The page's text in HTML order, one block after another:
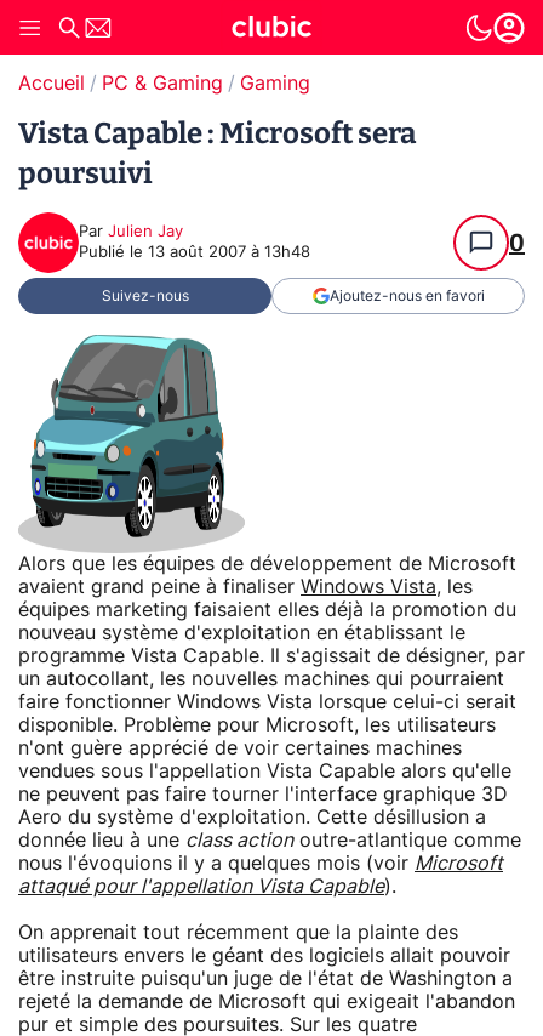
Accueil PC & Gaming Gaming
Vista Capable : Microsoft sera
poursuivi
Par Julien Jay
Publié le 13 août 2007 à 13h48 0
Suivez-nous Ajoutez-nous en favori
Alors que les équipes de développement de Microsoft
avaient grand peine à finaliser Windows Vista, les
équipes marketing faisaient elles déjà la promotion du
nouveau système d'exploitation en établissant le
programme Vista Capable. Il s'agissait de désigner, par
un autocollant, les nouvelles machines qui pourraient
faire fonctionner Windows Vista lorsque celui-ci serait
disponible. Problème pour Microsoft, les utilisateurs
n'ont guère apprécié de voir certaines machines
vendues sous l'appellation Vista Capable alors qu'elle
ne peuvent pas faire tourner l'interface graphique 3D
Aero du système d'exploitation. Cette désillusion a
donnée lieu à une class actionoutre-atlantique comme
nous l'évoquions il y a quelques mois (voir Microsoft
attaqué pour l'appellation Vista Capable).
On apprenait tout récemment que la plainte des
utilisateurs envers le géant des logiciels allait pouvoir
être instruite puisqu'un juge de l'état de Washington a
rejeté la demande de Microsoft qui exigeait l'abandon
pur et simple des poursuites. Sur les quatre